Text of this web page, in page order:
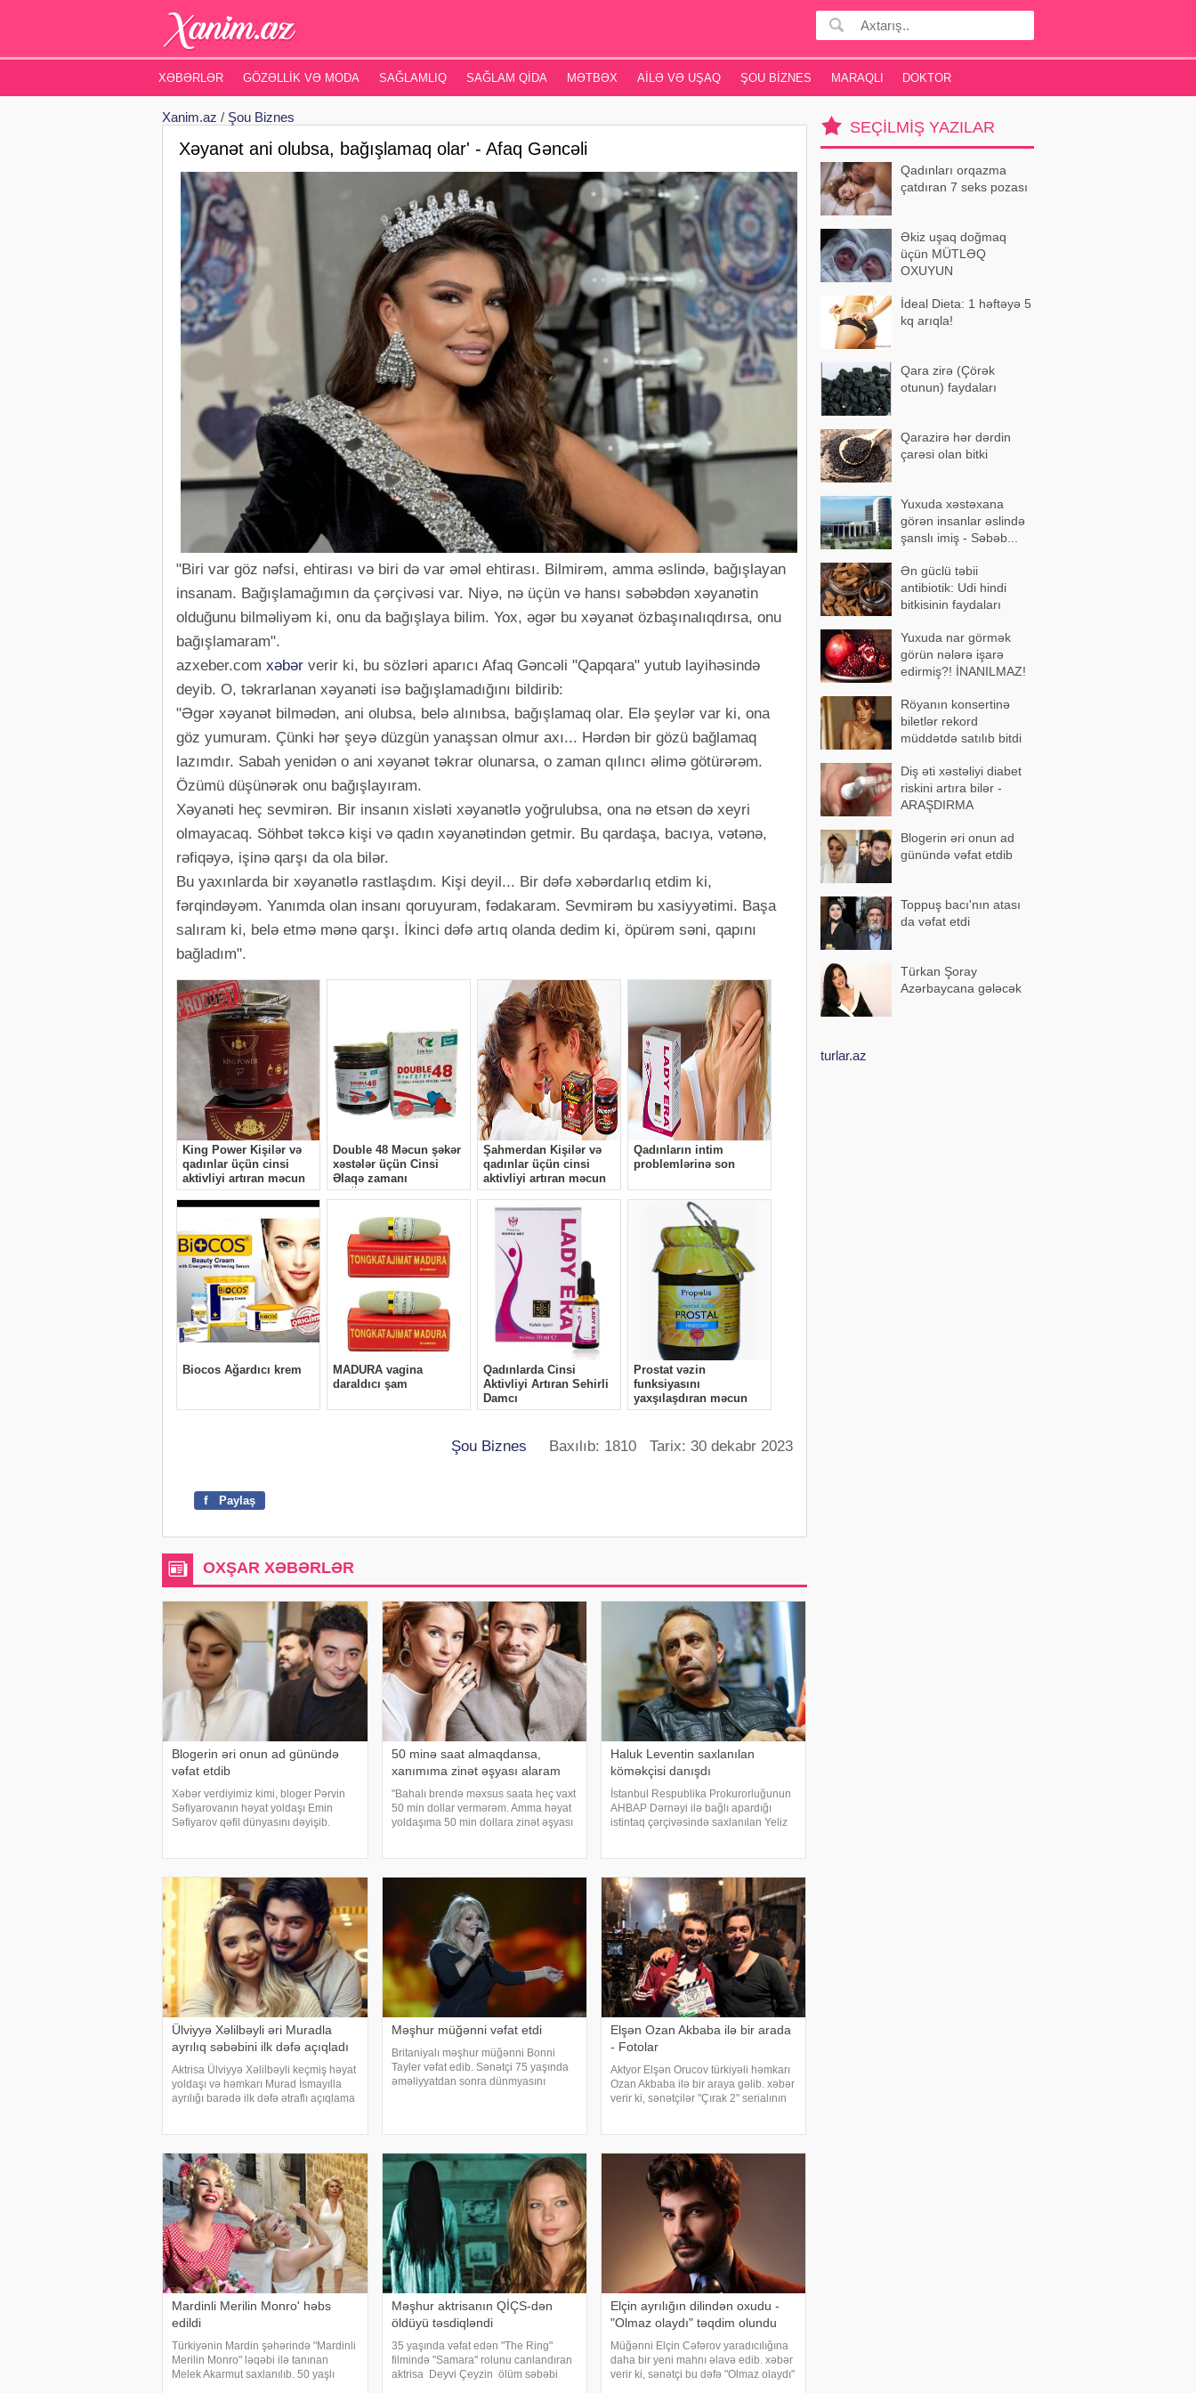
XƏBƏRLƏR GÖZƏLLIK VƏ MODA SAĞLAMLIQ SAĞLAM QIDA MƏTBƏX AILƏ VƏ UŞAQ ŞOU BIZNES MARAQLI DOKTOR
Xanim.az / Şou Biznes
Xəyanət ani olubsa, bağışlamaq olar' - Afaq Gəncəli
"Biri var göz nəfsi, ehtirası və biri də var əməl ehtirası. Bilmirəm, amma əslində, bağışlayan
insanam. Bağışlamağımın da çərçivəsi var. Niyə, nə üçün və hansı səbəbdən xəyanətin
olduğunu bilməliyəm ki, onu da bağışlaya bilim. Yox, əgər bu xəyanət özbaşınalıqdırsa, onu
bağışlamaram".
azxeber.com xəbər verir ki, bu sözləri aparıcı Afaq Gəncəli "Qapqara" yutub layihəsində
deyib. O, təkrarlanan xəyanəti isə bağışlamadığını bildirib:
"Əgər xəyanət bilmədən, ani olubsa, belə alınıbsa, bağışlamaq olar. Elə şeylər var ki, ona
göz yumuram. Çünki hər şeyə düzgün yanaşsan olmur axı... Hərdən bir gözü bağlamaq
lazımdır. Sabah yenidən o ani xəyanət təkrar olunarsa, o zaman qılıncı əlimə götürərəm.
Özümü düşünərək onu bağışlayıram.
Xəyanəti heç sevmirən. Bir insanın xisləti xəyanətlə yoğrulubsa, ona nə etsən də xeyri
olmayacaq. Söhbət təkcə kişi və qadın xəyanətindən getmir. Bu qardaşa, bacıya, vətənə,
rəfiqəyə, işinə qarşı da ola bilər.
Bu yaxınlarda bir xəyanətlə rastlaşdım. Kişi deyil... Bir dəfə xəbərdarlıq etdim ki,
fərqindəyəm. Yanımda olan insanı qoruyuram, fədakaram. Sevmirəm bu xasiyyətimi. Başa
salıram ki, belə etmə mənə qarşı. İkinci dəfə artıq olanda dedim ki, öpürəm səni, qapını
bağladım".
Şou Biznes Baxılıb: 1810 Tarix: 30 dekabr 2023
f Paylaş
OXŞAR XƏBƏRLƏR
Blogerin əri onun ad günündə
vəfat etdib
Xəbər verdiyimiz kimi, bloger Pərvin
Səfiyarovanın həyat yoldaşı Emin
Səfiyarov qəfil dünyasını dəyişib.
50 minə saat almaqdansa,
xanımıma zinət əşyası alaram
"Bahalı brendə məxsus saata heç vaxt
50 min dollar vermərəm. Amma həyat
yoldaşıma 50 min dollara zinət əşyası
Haluk Leventin saxlanılan
köməkçisi danışdı
İstanbul Respublika Prokurorluğunun
AHBAP Dərnəyi ilə bağlı apardığı
istintaq çərçivəsində saxlanılan Yeliz
köməkçis
Ülviyyə Xəlilbəyli əri Muradla
ayrılıq səbəbini ilk dəfə açıqladı
Aktrisa Ülviyyə Xəlilbəyli keçmiş həyat
yoldaşı və həmkarı Murad İsmayılla
ayrılığı barədə ilk dəfə ətraflı açıqlama
Məşhur müğənni vəfat etdi
Britaniyalı məşhur müğənni Bonni
Tayler vəfat edib. Sənətçi 75 yaşında
əməliyyatdan sonra dünmyasını
Elşən Ozan Akbaba ilə bir arada
- Fotolar
Aktyor Elşən Orucov türkiyəli həmkarı
Ozan Akbaba ilə bir araya gəlib. xəbər
verir ki, sənətçilər "Çırak 2" serialının
Mardinli Merilin Monro' həbs
edildi
Türkiyənin Mardin şəhərində "Mardinli
Merilin Monro" ləqəbi ilə tanınan
Melek Akarmut saxlanılıb. 50 yaşlı
Məşhur aktrisanın QİÇS-dən
öldüyü təsdiqləndi
35 yaşında vəfat edən "The Ring"
filmində "Samara" rolunu canlandıran
aktrisa Deyvi Çeyzin ölüm səbəbi
Elçin ayrılığın dilindən oxudu -
"Olmaz olaydı" təqdim olundu
Müğənni Elçin Cəfərov yaradıcılığına
daha bir yeni mahnı əlavə edib. xəbər
verir ki, sənətçi bu dəfə "Olmaz olaydı"
SEÇILMIŞ YAZILAR
Qadınları orqazma
çatdıran 7 seks pozası
Əkiz uşaq doğmaq
üçün MÜTLƏQ
OXUYUN
İdeal Dieta: 1 həftəyə 5
kq arıqla!
Qara zirə (Çörək
otunun) faydaları
Qarazirə hər dərdin
çarəsi olan bitki
Yuxuda xəstəxana
görən insanlar əslində
şanslı imiş - Səbəb...
Ən güclü təbii
antibiotik: Udi hindi
bitkisinin faydaları
Yuxuda nar görmək
görün nələrə işarə
edirmiş?! İNANILMAZ!
Röyanın konsertinə
biletlər rekord
müddətdə satılıb bitdi
Diş əti xəstəliyi diabet
riskini artıra bilər -
ARAŞDIRMA
Blogerin əri onun ad
günündə vəfat etdib
Toppuş bacı'nın atası
da vəfat etdi
Türkan Şoray
Azərbaycana gələcək
turlar.az